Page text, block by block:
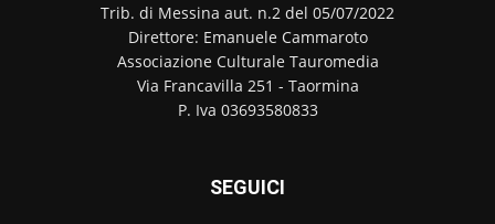
Trib. di Messina aut. n.2 del 05/07/2022
Direttore: Emanuele Cammaroto
Associazione Culturale Tauromedia
Via Francavilla 251 - Taormina
P. Iva 03693580833
SEGUICI